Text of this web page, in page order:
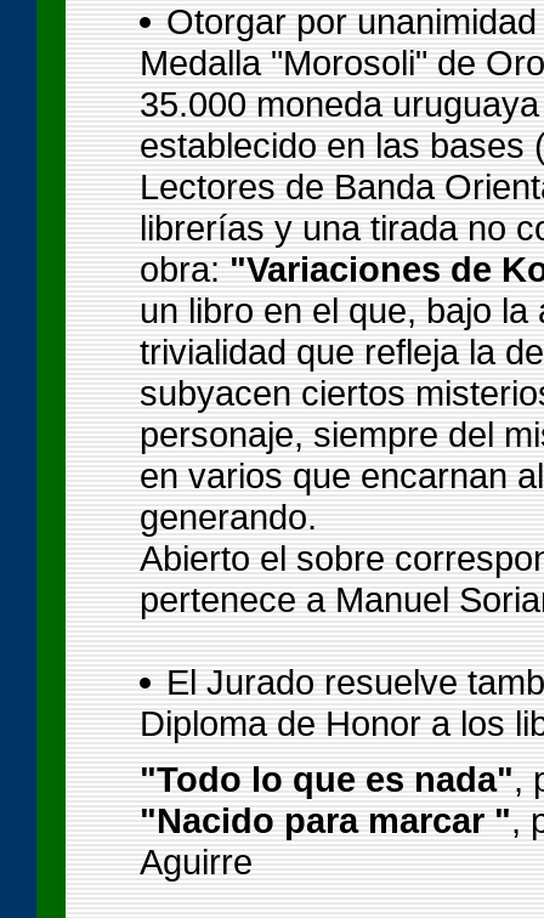
Otorgar por
Medalla "Morosoli" de
35.000 moneda
establecido en las bases
Lectores de Banda
librerías y una tirada no
obra: "Variaciones de
un libro en el que, bajo
trivialidad que refleja la
subyacen ciertos
personaje, siempre del
en varios que encarnan
generando.
Abierto el sobre
pertenece a Manuel
El Jurado resuelve
Diploma de Honor a los
"Todo lo que es nada",
"Nacido para marcar ",
Aguirre